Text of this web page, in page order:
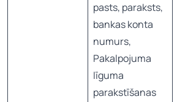
pasts, paraksts,
bankas konta
numurs,
Pakalpojuma
līguma
parakstīšanas